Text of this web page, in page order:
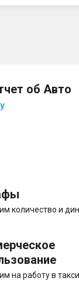
об Авто
количество и
на работу в